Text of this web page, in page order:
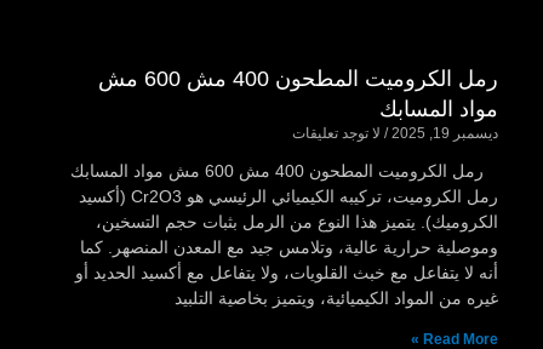
رمل الكروميت المطحون 400 مش 600 مش
مواد المسابك
ديسمبر 19, 2025 لا توجد تعليقات
رمل الكروميت المطحون 400 مش 600 مش مواد المسابك
رمل الكروميت، تركيبه الكيميائي الرئيسي هو Cr2O3 (أكسيد
الكروميك). يتميز هذا النوع من الرمل بثبات حجم التسخين،
وموصلية حرارية عالية، وتلامس جيد مع المعدن المنصهر. كما
أنه لا يتفاعل مع خبث القلويات، ولا يتفاعل مع أكسيد الحديد أو
غيره من المواد الكيميائية، ويتميز بخاصية التلبيد
Read More »